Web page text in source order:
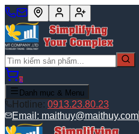
0
Danh mục & Menu
Hotline: 0913.23.80.23
Email: maithuy@maithuy.com